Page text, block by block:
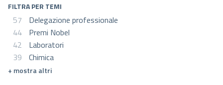
FILTRA PER TEMI
57
Delegazione professionale
44
Premi Nobel
42
Laboratori
39
Chimica
mostra altri